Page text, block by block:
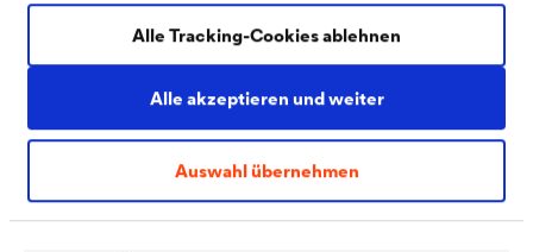
Alle akzeptieren und weiter
Auswahl übernehmen
Alle Tracking-Cookies ablehnen
Durchgangswiderstand-,Leitfähigkeit